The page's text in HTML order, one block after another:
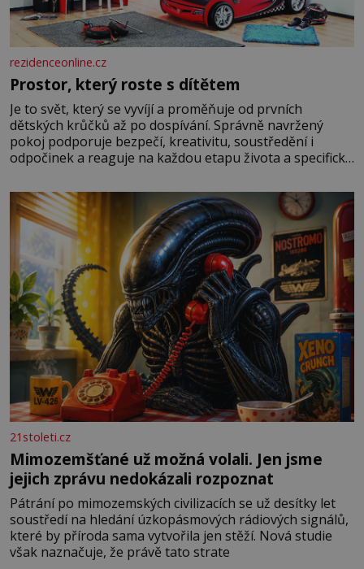
rezidenceonline.cz
Prostor, který roste s dítětem
Je to svět, který se vyvíjí a proměňuje od prvních
dětských krůčků až po dospívání. Správně navržený
pokoj podporuje bezpečí, kreativitu, soustředění i
odpočinek a reaguje na každou etapu života a specifické
měkkost a bezpečí, proto by pokoj miminka měl působit
především klidně a útulně. Předškolní věk je
21stoleti.cz
Mimozemšťané už možná volali. Jen jsme
jejich zprávu nedokázali rozpoznat
Pátrání po mimozemských civilizacích se už desítky let
soustředí na hledání úzkopásmových rádiových signálů,
které by příroda sama vytvořila jen stěží. Nová studie
však naznačuje, že právě tato strate